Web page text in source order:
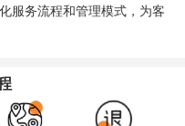
服务流程和管理模式，为客